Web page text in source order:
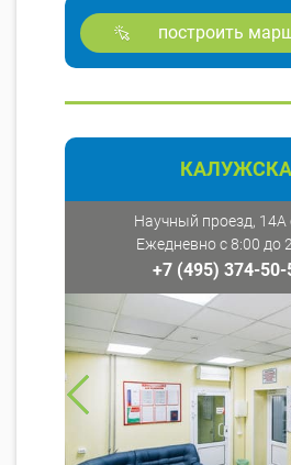
построить
Научный проезд, 14А
Ежедневно с 8:00 до
+7 (495) 374-50-